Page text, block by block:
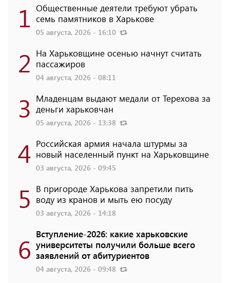
1 Общественные деятели требуют убрать
семь памятников в Харькове
05 августа, 2026 - 16:10
2 На Харьковщине осенью начнут считать
пассажиров
04 августа, 2026 - 08:11
3 Младенцам выдают медали от Терехова за
деньги харьковчан
05 августа, 2026 - 13:38
4 Российская армия начала штурмы за
новый населенный пункт на Харьковщине
03 августа, 2026 - 09:45
5 В пригороде Харькова запретили пить
воду из кранов и мыть ею посуду
03 августа, 2026 - 14:18
6 Вступление-2026: какие харьковские
университеты получили больше всего
заявлений от абитуриентов
04 августа, 2026 - 09:48